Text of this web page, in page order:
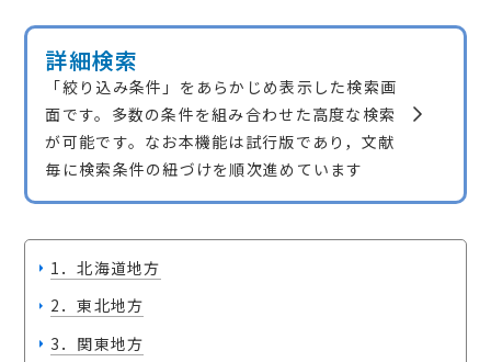
詳細検索
「絞り込み条件」をあらかじめ表示した検索画
面です。多数の条件を組み合わせた高度な検索
が可能です。なお本機能は試行版であり，文献
毎に検索条件の紐づけを順次進めています
1．北海道地方
2．東北地方
3．関東地方